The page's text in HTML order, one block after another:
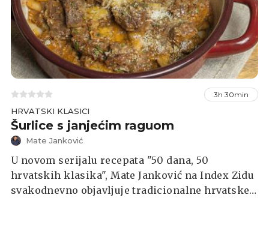
3h 30min
HRVATSKI KLASICI
Šurlice s janjećim raguom
Mate Janković
U novom serijalu recepata "50 dana, 50
hrvatskih klasika", Mate Janković na Index Zidu
svakodnevno objavljuje tradicionalne hrvatske